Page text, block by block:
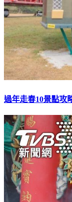
過年走春10景點